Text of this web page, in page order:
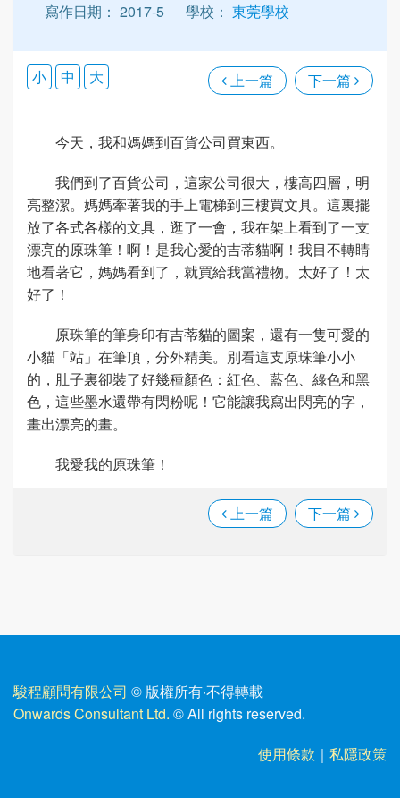
寫作日期： 2017-5
學校： 東莞學校
上一篇 下一篇
小 中 大
今天，我和媽媽到百貨公司買東西。
我們到了百貨公司，這家公司很大，樓高四層，明
亮整潔。媽媽牽著我的手上電梯到三樓買文具。這裏擺
放了各式各樣的文具，逛了一會，我在架上看到了一支
漂亮的原珠筆！啊！是我心愛的吉蒂貓啊！我目不轉睛
地看著它，媽媽看到了，就買給我當禮物。太好了！太
好了！
原珠筆的筆身印有吉蒂貓的圖案，還有一隻可愛的
小貓「站」在筆頂，分外精美。別看這支原珠筆小小
的，肚子裏卻裝了好幾種顏色：紅色、藍色、綠色和黑
色，這些墨水還帶有閃粉呢！它能讓我寫出閃亮的字，
畫出漂亮的畫。
我愛我的原珠筆！
上一篇 下一篇
駿程顧問有限公司 © 版權所有·不得轉載
Onwards Consultant Ltd. © All rights reserved.
使用條款 ｜ 私隱政策